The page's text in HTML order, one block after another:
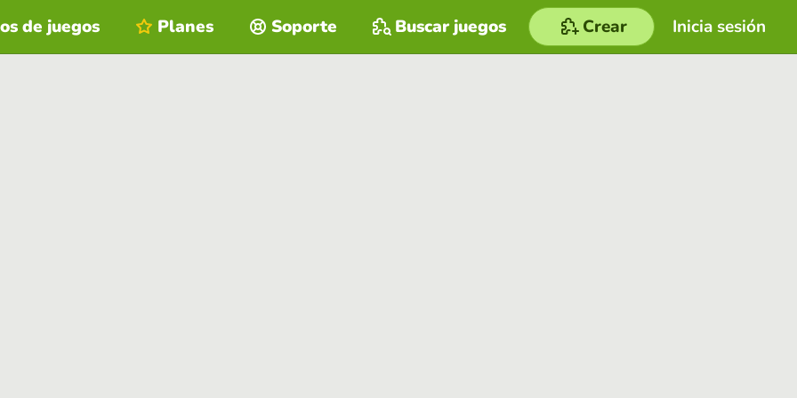
Inicia sesión
de juegos Planes Soporte Buscar juegos Crear